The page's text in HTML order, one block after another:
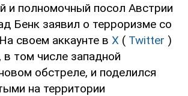
и полномочный посол Австрии
Бенк заявил о терроризме со
своем аккаунте в X ( Twitter )
в том числе западной
обстреле, и поделился
на территории